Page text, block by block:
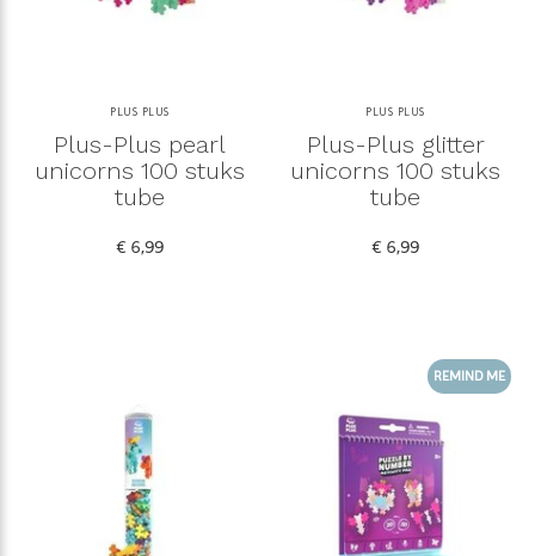
PLUS PLUS
Plus-Plus pearl
unicorns 100 stuks
tube
€ 6,99
PLUS PLUS
Plus-Plus glitter
unicorns 100 stuks
tube
€ 6,99
REMIND ME